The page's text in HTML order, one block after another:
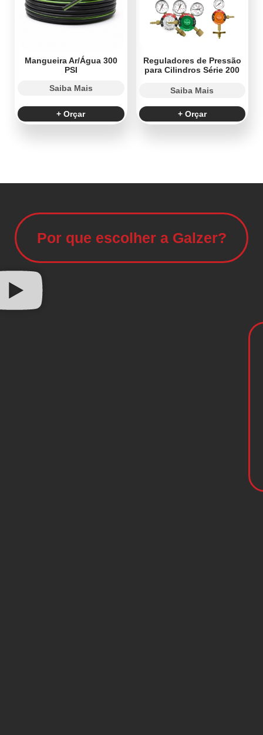
Mangueira Ar/Água 300
PSI
Saiba Mais
+ Orçar
Reguladores de Pressão
para Cilindros Série 200
Saiba Mais
+ Orçar
Por que escolher a Galzer?